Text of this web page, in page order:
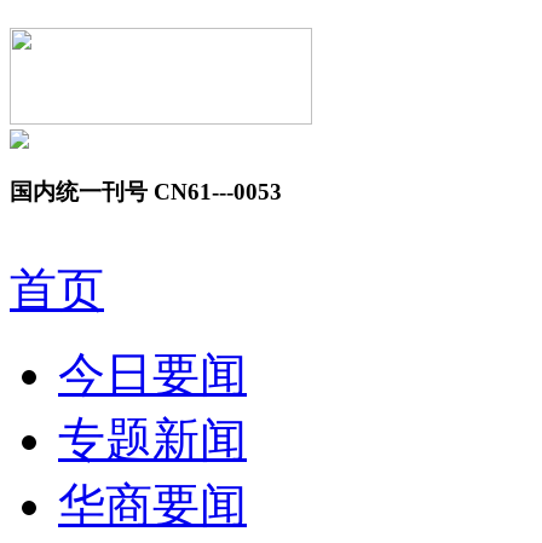
国内统一刊号 CN61---0053
首页
今日要闻
专题新闻
华商要闻